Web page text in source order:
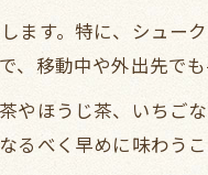
ます。特に、シュー
移動中や外出先でも
やほうじ茶、いちご
るべく早めに味わう